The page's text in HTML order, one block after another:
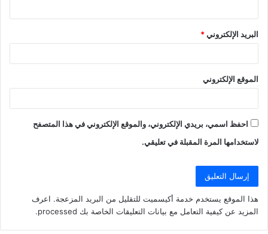
البريد الإلكتروني*
الموقع الإلكتروني
احفظ اسمي، بريدي الإلكتروني، والموقع الإلكتروني في هذا المتصفح
لاستخدامها المرة المقبلة في تعليقي.
هذا الموقع يستخدم خدمة أكيسميت للتقليل من البريد المزعجة. اعرف
المزيد عن كيفية التعامل مع بيانات التعليقات الخاصة بك processed
.